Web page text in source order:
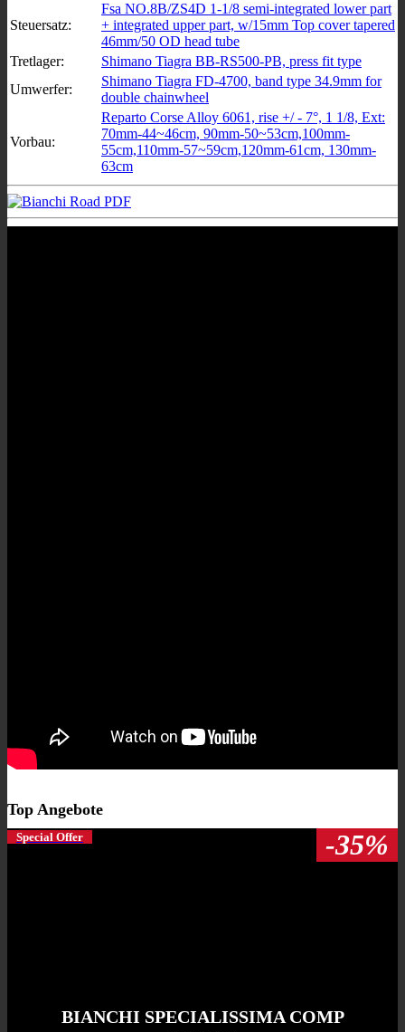
Steuersatz:
Fsa NO.8B/ZS4D 1-1/8 semi-integrated lower part
+ integrated upper part, w/15mm Top cover tapered
46mm/50 OD head tube
Tretlager:
Shimano Tiagra BB-RS500-PB, press fit type
Umwerfer:
Shimano Tiagra FD-4700, band type 34.9mm for
double chainwheel
Vorbau:
Reparto Corse Alloy 6061, rise +/ - 7°, 1 1/8, Ext:
70mm-44~46cm, 90mm-50~53cm,100mm-
55cm,110mm-57~59cm,120mm-61cm, 130mm-
63cm
Top Angebote
Special Offer -35%
BIANCHI SPECIALISSIMA COMP